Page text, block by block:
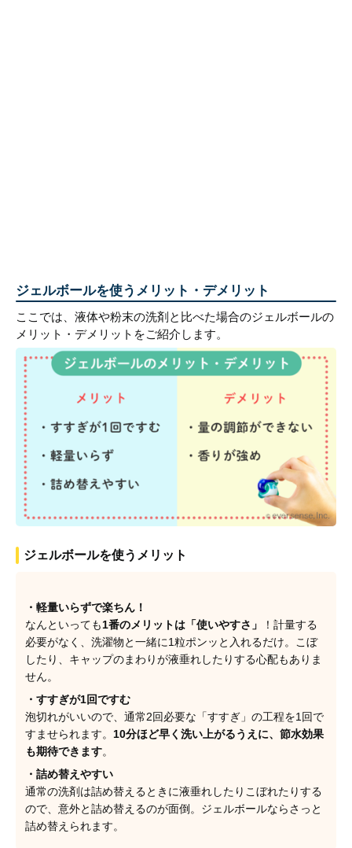
ジェルボールを使うメリット・デメリット
ここでは、液体や粉末の洗剤と比べた場合のジェルボールの
メリット・デメリットをご紹介します。
ジェルボールを使うメリット
・軽量いらずで楽ちん！
なんといっても1番のメリットは「使いやすさ」
！計量する
必要がなく、洗濯物と一緒に1粒ポンッと入れるだけ。こぼ
したり、キャップのまわりが液垂れしたりする心配もありま
せん。
・すすぎが1回ですむ
泡切れがいいので、通常2回必要な「すすぎ」の工程を1回で
すませられます。 10分ほど早く洗い上がるうえに、節水効果
も期待できます。
・詰め替えやすい
通常の洗剤は詰め替えるときに液垂れしたりこぼれたりする
ので、意外と詰め替えるのが面倒。ジェルボールならさっと
詰め替えられます。